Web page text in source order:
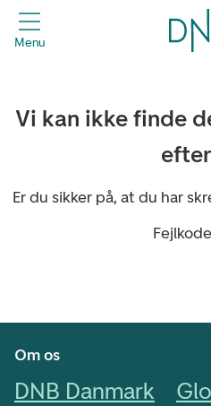
header.title
Menu
Vi kan ikke finde
Er du sikker på, at du har
Om os
DNB Danmark